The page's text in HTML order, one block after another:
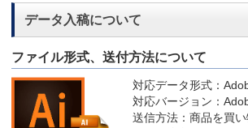
データ入稿について
ファイル形式、送付方法について
対応データ形式：
対応バージョン：
送信方法：商品を買